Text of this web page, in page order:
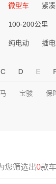
微型车 紧
100-200公里
纯电动 插
C D E
宝骏 保
您筛选出0款